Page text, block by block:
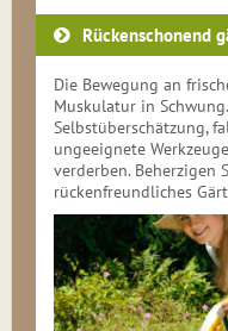
Rückenschonend
Die Bewegung an
Muskulatur in
Selbstüberschätzung,
ungeeignete
verderben. Beherzigen
rücken­freund­li­ches